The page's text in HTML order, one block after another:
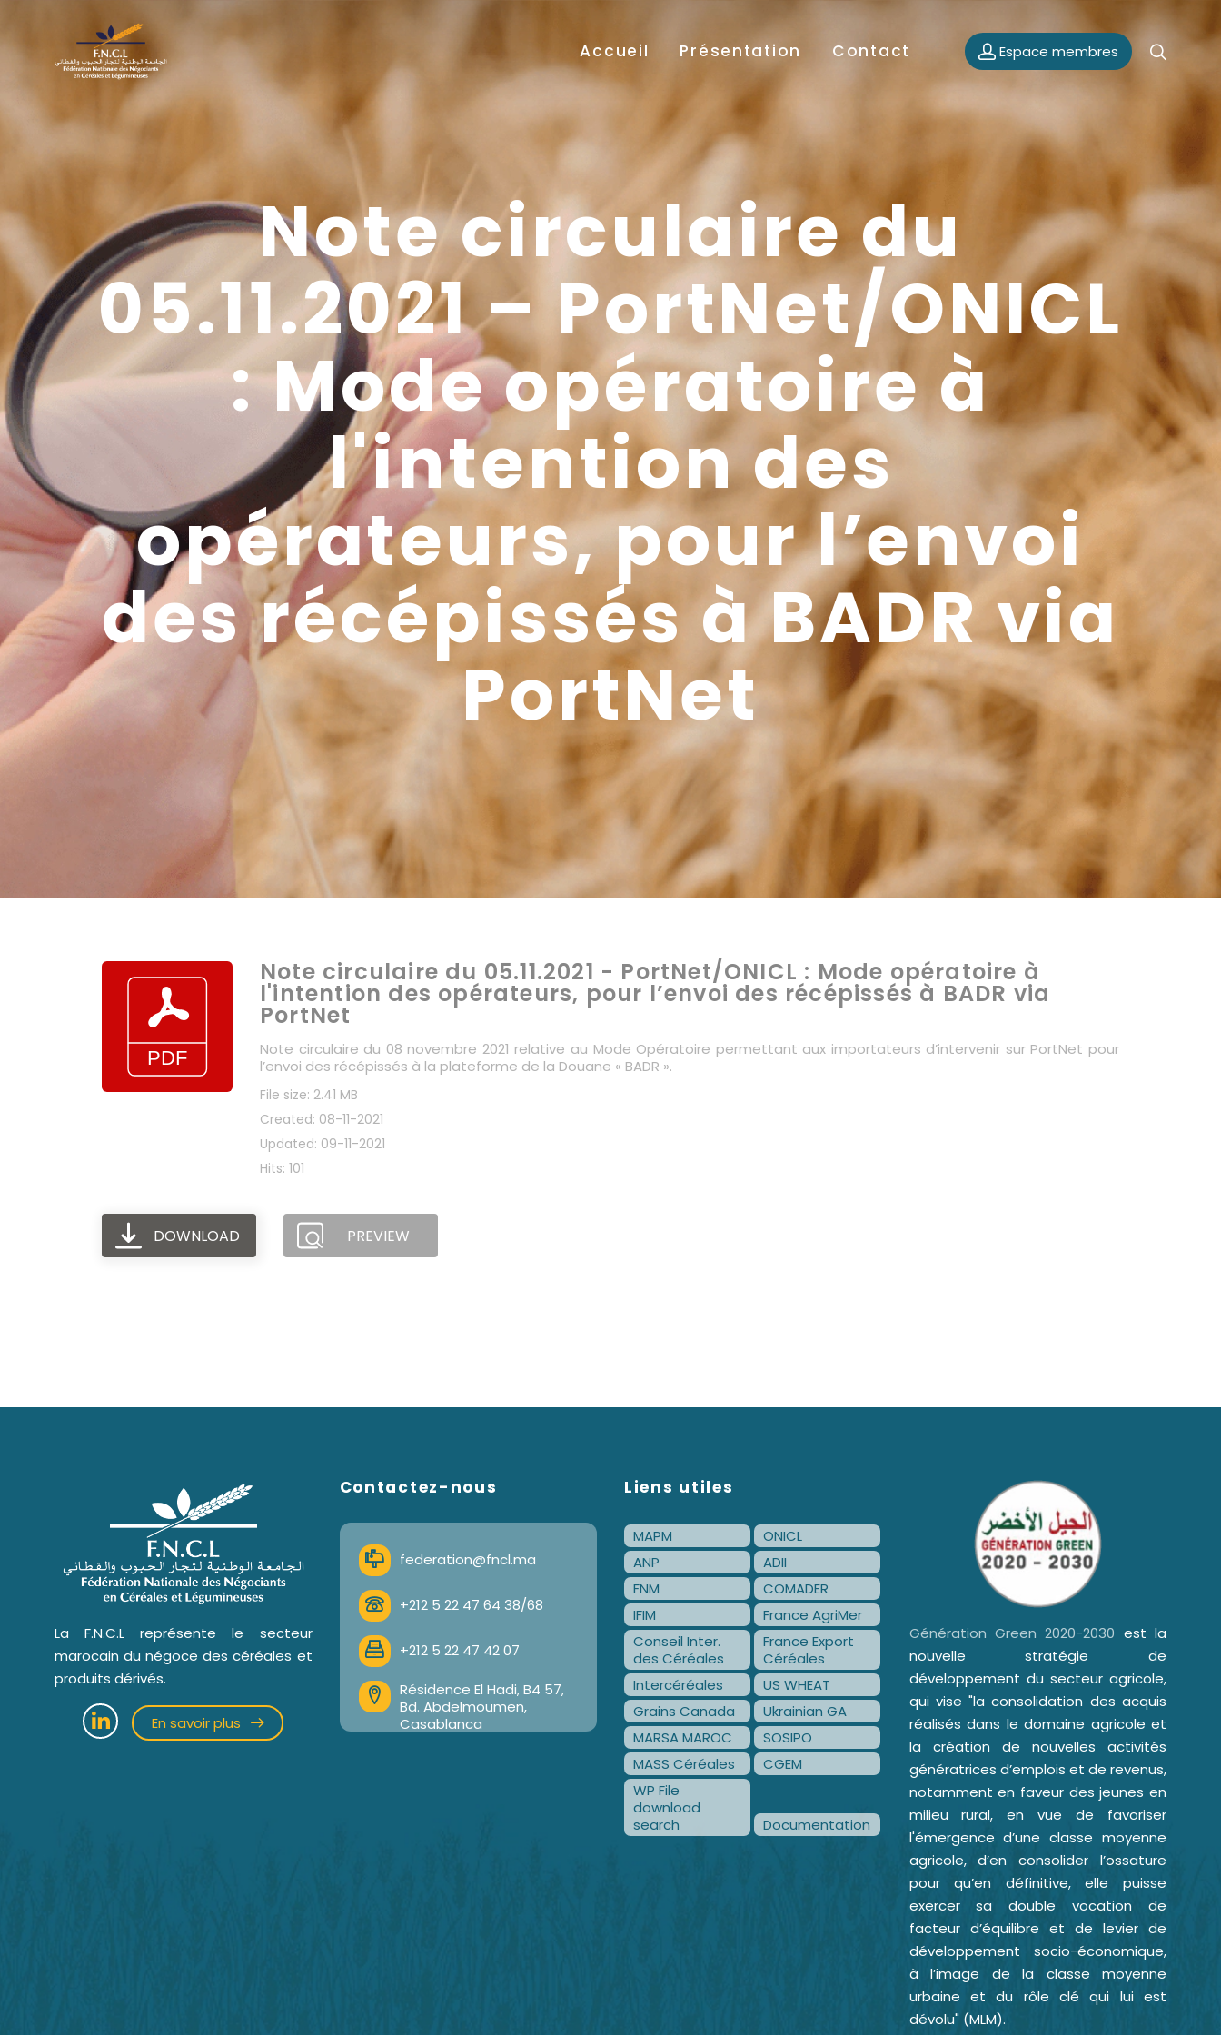
Accueil Présentation Contact Espace membres
Note circulaire du
05.11.2021 – PortNet/ONICL
: Mode opératoire à
l'intention des
opérateurs, pour l’envoi
des récépissés à BADR via
PortNet
Note circulaire du 05.11.2021 - PortNet/ONICL : Mode opératoire à
l'intention des opérateurs, pour l’envoi des récépissés à BADR via
PortNet
Note circulaire du 08 novembre 2021 relative au Mode Opératoire permettant aux importateurs d’intervenir sur PortNet pour
l’envoi des récépissés à la plateforme de la Douane « BADR ».
File size: 2.41 MB
Created: 08-11-2021
Updated: 09-11-2021
Hits: 101
DOWNLOAD PREVIEW
La F.N.C.L représente le secteur
marocain du négoce des céréales et
produits dérivés.
En savoir plus
Contactez-nous
federation@fncl.ma
+212 5 22 47 64 38/68
+212 5 22 47 42 07
Résidence El Hadi, B4 57,
Bd. Abdelmoumen,
Casablanca
Liens utiles
MAPM
ONICL
ANP
ADII
FNM
COMADER
IFIM
France AgriMer
Conseil Inter.
des Céréales
France Export
Céréales
Intercéréales
US WHEAT
Grains Canada
Ukrainian GA
MARSA MAROC
SOSIPO
MASS Céréales
CGEM
WP File
download
search
Documentation
Génération Green 2020-2030 est la
nouvelle stratégie de
développement du secteur agricole,
qui vise "la consolidation des acquis
réalisés dans le domaine agricole et
la création de nouvelles activités
génératrices d’emplois et de revenus,
notamment en faveur des jeunes en
milieu rural, en vue de favoriser
l'émergence d’une classe moyenne
agricole, d’en consolider l’ossature
pour qu’en définitive, elle puisse
exercer sa double vocation de
facteur d’équilibre et de levier de
développement socio-économique,
à l’image de la classe moyenne
urbaine et du rôle clé qui lui est
dévolu" (MLM).